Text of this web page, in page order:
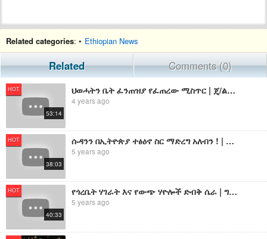
Related categories: • Ethiopian News
Related Comments (0)
HOT
53:14
ህወሓትን ቤት ፈንጠዝያ የፈጠረው ሚስጥር | ጄ/ል ተፈራ ማሞ የተጠረጠሩበት ክስ | ኤርትራ ለኢትዮጵያ መንግስት የሰጠችው ምላሽ
4 years ago
HOT
38:03
ሱዳንን በኢትዮጵያ ተፅዕኖ ስር ማድረግ አለብን ! | ጠ/ሚ አብይ ባንዳ እና ባዳ ያሏቸው ማንን ነው? ሱዳን በግብፅ ተፅዕኖ ስር የወደቀችበት ሚስጥር
5 years ago
HOT
40:33
የጎረቤት ሃገራት እና የውጭ ሃዮሎች ድብቅ ሴራ | ግብፅ እና ሱዳንን የሚያስታጥቁ ሃገራት ሚስጥር | እስከ ቀራኒዮ አብራን የምትሆነው ኤርትራ ናት
5 years ago